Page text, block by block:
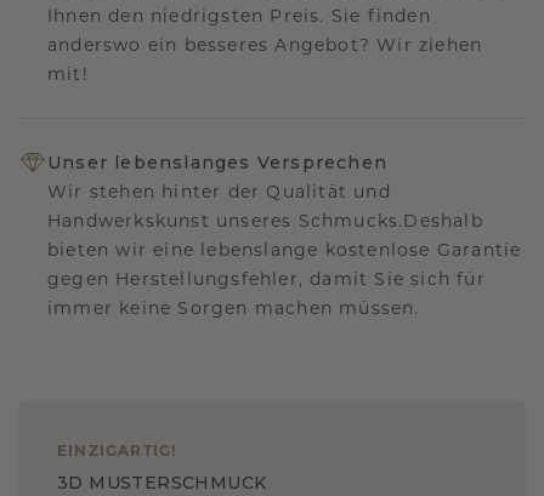
Ihnen den niedrigsten Preis. Sie finden
anderswo ein besseres Angebot? Wir ziehen
mit!
Unser lebenslanges Versprechen
Wir stehen hinter der Qualität und
Handwerkskunst unseres Schmucks.Deshalb
bieten wir eine lebenslange kostenlose Garantie
gegen Herstellungsfehler, damit Sie sich für
immer keine Sorgen machen müssen.
EINZIGARTIG !
3D MUSTERSCHMUCK